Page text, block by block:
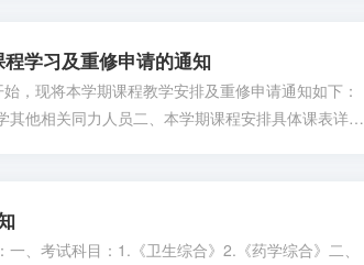
学习及重修申请的通知
，现将本学期课程教学安排及重修申请通知如下：
他相关同力人员二、本学期课程安排具体课表详见
、考试科目：1.《卫生综合》2.《药学综合》二、